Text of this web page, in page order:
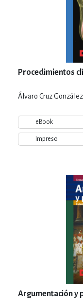
Procedimientos
Álvaro Cruz
eBook
Impreso
Argumentación y